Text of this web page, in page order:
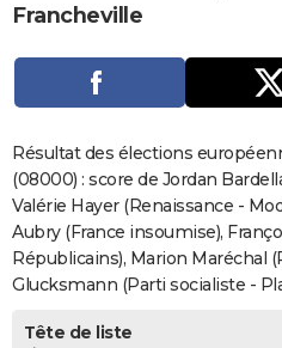
Carte de Noël
Carte Bonne année
Carte Saint-Valentin
Carte Pâques
Carte d'anniversaire
Dictionnaire
Biographies
Expressions
Proverbes
PROGRAMME TV
S'inscrire
Se connecter
Lycées
Collèges
Primaires
Universités
Entreprises
Service militaire
Avis de recherche
AVIS DE DÉCÈS
FORUM
Bricolage
Lifestyle
Culture
SportAuto
Television
Voyage
Cinema
Francheville
Résultat des élections
(08000) : score de Jordan
Valérie Hayer (Renaissance -
Aubry (France insoumise),
Républicains), Marion Maréchal
Glucksmann (Parti socialiste -
Tête de liste